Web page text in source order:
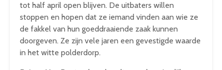
tot half april open blijven. De uitbaters willen
stoppen en hopen dat ze iemand vinden aan wie ze
de fakkel van hun goeddraaiende zaak kunnen
doorgeven. Ze zijn vele jaren een gevestigde waarde
in het witte polderdorp.